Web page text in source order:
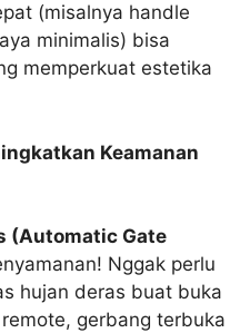
(misalnya handle
minimalis) bisa
memperkuat estetika
Keamanan
(Automatic Gate
Nggak perlu
hujan deras buat buka
gerbang terbuka